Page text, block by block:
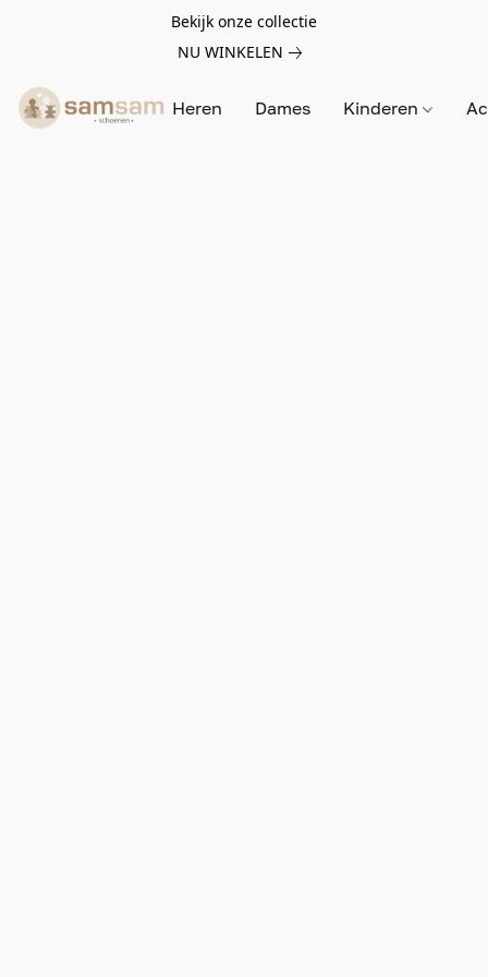
Bekijk onze collectie
NU WINKELEN
Heren Dames Kinderen